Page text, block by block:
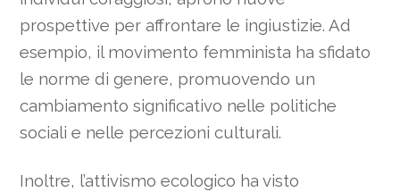
prospettive per affrontare le ingiustizie. Ad
esempio, il movimento femminista ha sfidato
le norme di genere, promuovendo un
cambiamento significativo nelle politiche
sociali e nelle percezioni culturali.
Inoltre, l’attivismo ecologico ha visto